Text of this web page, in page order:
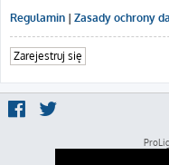
Regulamin | Zasady ochrony
Zarejestruj się